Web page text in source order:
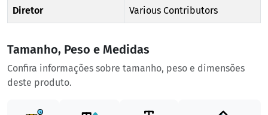
Diretor Various Contributors
Tamanho, Peso e Medidas
Confira informações sobre tamanho, peso e dimensões
deste produto.